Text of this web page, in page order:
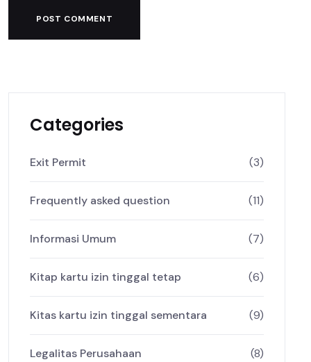
Categories
Exit Permit (3)
Frequently asked question (11)
Informasi Umum (7)
Kitap kartu izin tinggal tetap (6)
Kitas kartu izin tinggal sementara (9)
Legalitas Perusahaan (8)
POST COMMENT